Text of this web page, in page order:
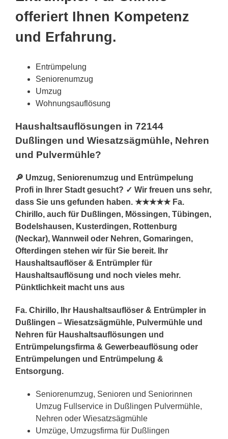
offeriert Ihnen Kompetenz
und Erfahrung.
Entrümpelung
Seniorenumzug
Umzug
Wohnungsauflösung
Haushaltsauflösungen in 72144
Dußlingen und Wiesatzsägmühle, Nehren
und Pulvermühle?
🔎 Umzug, Seniorenumzug und Entrümpelung
Profi in Ihrer Stadt gesucht? ✓ Wir freuen uns sehr,
dass Sie uns gefunden haben. ★★★★★ Fa.
Chirillo, auch für Dußlingen, Mössingen, Tübingen,
Bodelshausen, Kusterdingen, Rottenburg
(Neckar), Wannweil oder Nehren, Gomaringen,
Ofterdingen stehen wir für Sie bereit. Ihr
Haushaltsauflöser & Entrümpler für
Haushaltsauflösung und noch vieles mehr.
Pünktlichkeit macht uns aus
Fa. Chirillo, Ihr Haushaltsauflöser & Entrümpler in
Dußlingen – Wiesatzsägmühle, Pulvermühle und
Nehren für Haushaltsauflösungen und
Entrümpelungsfirma & Gewerbeauflösung oder
Entrümpelungen und Entrümpelung &
Entsorgung.
Seniorenumzug, Senioren und Seniorinnen
Umzug Fullservice in Dußlingen Pulvermühle,
Nehren oder Wiesatzsägmühle
Umzüge, Umzugsfirma für Dußlingen